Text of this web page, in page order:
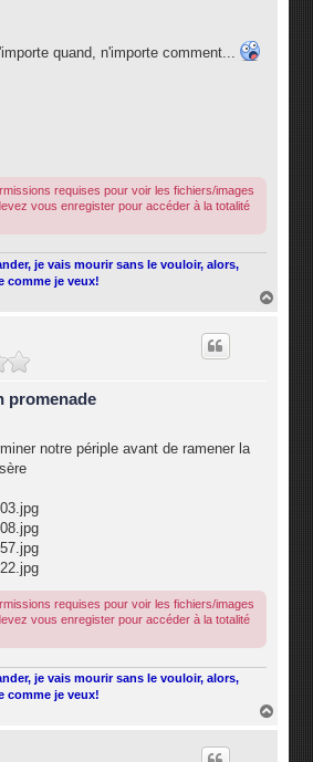
quand, n'importe comment...
requises pour voir les fichiers/images
vous enregister pour accéder à la totalité
je vais mourir sans le vouloir, alors,
comme je veux!
promenade
notre périple avant de ramener la
requises pour voir les fichiers/images
vous enregister pour accéder à la totalité
je vais mourir sans le vouloir, alors,
comme je veux!